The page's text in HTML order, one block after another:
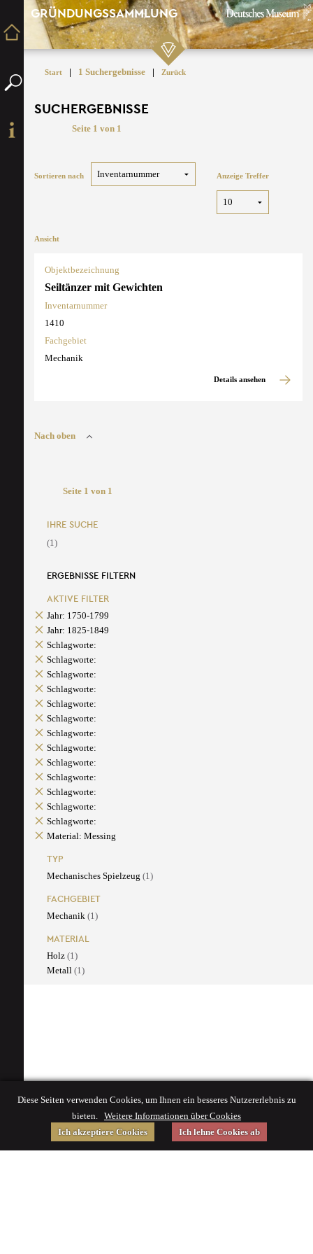
GRÜNDUNGSSAMMLUNG
Start | 1 Suchergebnisse | Zurück
SUCHERGEBNISSE
Seite 1 von 1
Sortieren nach Anzeige Treffer
Ansicht
Objektbezeichnung
Seiltänzer mit Gewichten
Inventarnummer
1410
Fachgebiet
Mechanik
Details ansehen
Nach oben
Seite 1 von 1
IHRE SUCHE
(1)
ERGEBNISSE FILTERN
AKTIVE FILTER
Jahr: 1750-1799
Jahr: 1825-1849
Schlagworte:
Schlagworte:
Schlagworte:
Schlagworte:
Schlagworte:
Schlagworte:
Schlagworte:
Schlagworte:
Schlagworte:
Schlagworte:
Schlagworte:
Schlagworte:
Schlagworte:
Material: Messing
TYP
Mechanisches Spielzeug (1)
FACHGEBIET
Mechanik (1)
MATERIAL
Holz (1)
Metall (1)
Diese Seiten verwenden Cookies, um Ihnen ein besseres Nutzererlebnis zu
bieten. Weitere Informationen über Cookies
Ich akzeptiere Cookies
Ich lehne Cookies ab